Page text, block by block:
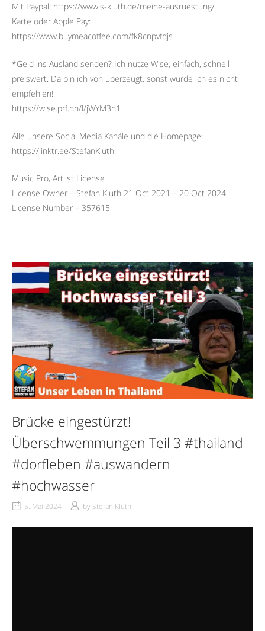
Mit Paypal: https://www.s-kluth.de/meine-ausruestung/
Karte oder Apple Pay:
https://www.buymeacoffee.com/fk8cnpvfdjs
*Geld ins Ausland senden? Ich nutze Wise, einfach, schnell
preiswert. Da bin ich von überzeugt, sonst würde ich es nicht
empfehlen!
https://wise.prf.hn/l/jWYM3n1
Alle unsere Social Media Kanäle und die Homepage:
https://linktr.ee/StefanKluth
Music Pro, Artlist License
License Owner – Stefan Kluth 21 Oct 2021 – 20 Oct 2024
License Number – 357615
Brücke eingestürzt!
Überschwemmungen Teil 3 #thailand
#dorfleben #auswandern
#hochwasser
5. Mai 2024 by Stefan Kluth